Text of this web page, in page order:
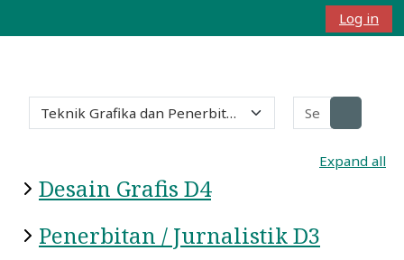
Side panel
Toggle search
Log in
Course categories
Search
Search
Expand all
Desain Grafis D4
Penerbitan / Jurnalistik D3